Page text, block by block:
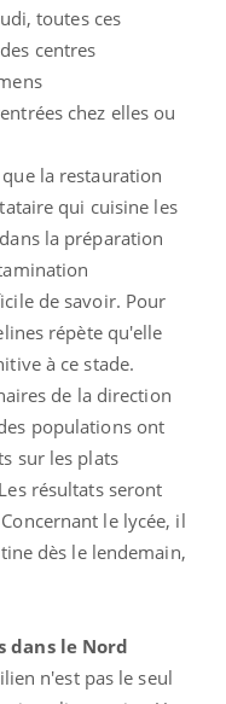
toutes ces
centres
chez elles ou
la restauration
qui cuisine les
la préparation
de savoir. Pour
répète qu'elle
à ce stade.
de la direction
populations ont
sur les plats
résultats seront
le lycée, il
dès le lendemain,
dans le Nord
n'est pas le seul